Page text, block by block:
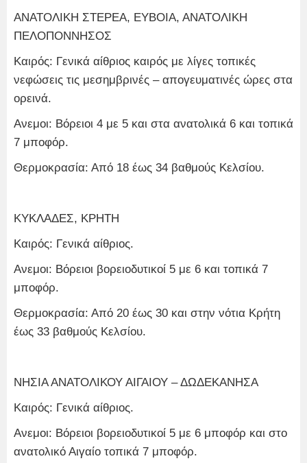
ΑΝΑΤΟΛΙΚΗ ΣΤΕΡΕΑ, ΕΥΒΟΙΑ, ΑΝΑΤΟΛΙΚΗ
ΠΕΛΟΠΟΝΝΗΣΟΣ
Καιρός: Γενικά αίθριος καιρός με λίγες τοπικές
νεφώσεις τις μεσημβρινές – απογευματινές ώρες στα
ορεινά.
Ανεμοι: Βόρειοι 4 με 5 και στα ανατολικά 6 και τοπικά
7 μποφόρ.
Θερμοκρασία: Από 18 έως 34 βαθμούς Κελσίου.
ΚΥΚΛΑΔΕΣ, ΚΡΗΤΗ
Καιρός: Γενικά αίθριος.
Ανεμοι: Βόρειοι βορειοδυτικοί 5 με 6 και τοπικά 7
μποφόρ.
Θερμοκρασία: Από 20 έως 30 και στην νότια Κρήτη
έως 33 βαθμούς Κελσίου.
ΝΗΣΙΑ ΑΝΑΤΟΛΙΚΟΥ ΑΙΓΑΙΟΥ – ΔΩΔΕΚΑΝΗΣΑ
Καιρός: Γενικά αίθριος.
Ανεμοι: Βόρειοι βορειοδυτικοί 5 με 6 μποφόρ και στο
ανατολικό Αιγαίο τοπικά 7 μποφόρ.